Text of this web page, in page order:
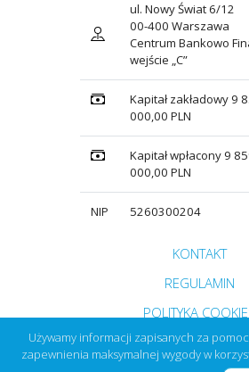
ul. Nowy Świat 6/12
00-400 Warszawa
Centrum Bankowo
wejście „C”
Kapitał zakładowy 9
000,00 PLN
Kapitał wpłacony 9
000,00 PLN
NIP 5260300204
Przejdź do
KONTAKT
Zobacz
REGULAMIN
Zobacz
POLITYKA
Używamy informacji zapisanych za
zapewnienia maksymalnej wygody w